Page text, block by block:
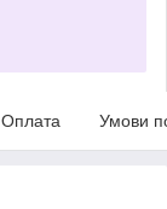
Оплата Умови